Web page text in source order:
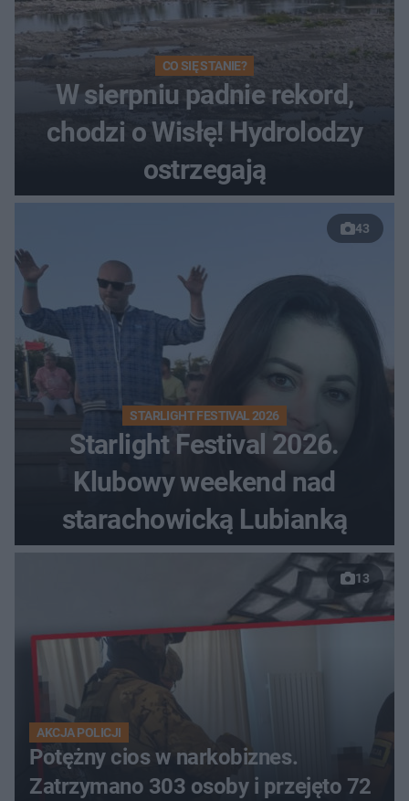
CO SIĘ STANIE?
W sierpniu padnie rekord,
chodzi o Wisłę! Hydrolodzy
ostrzegają
43
STARLIGHT FESTIVAL 2026
Starlight Festival 2026.
Klubowy weekend nad
starachowicką Lubianką
13
AKCJA POLICJI
Potężny cios w narkobiznes.
Zatrzymano 303 osoby i przejęto 72